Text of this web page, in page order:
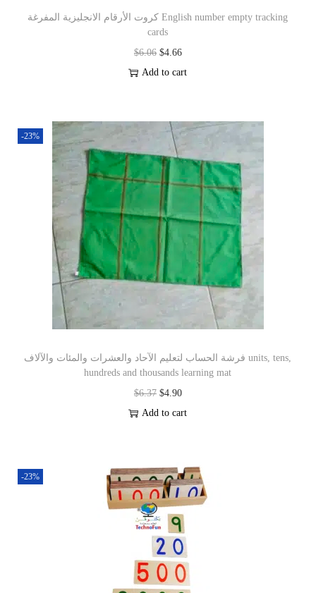
كروت الأرقام الانجليزية المفرغة English number empty tracking
cards
$6.06 $4.66
Add to cart
-23%
فرشة الحساب لتعليم الآحاد والعشرات والمئات والآلاف units, tens,
hundreds and thousands learning mat
$6.37 $4.90
Add to cart
-23%